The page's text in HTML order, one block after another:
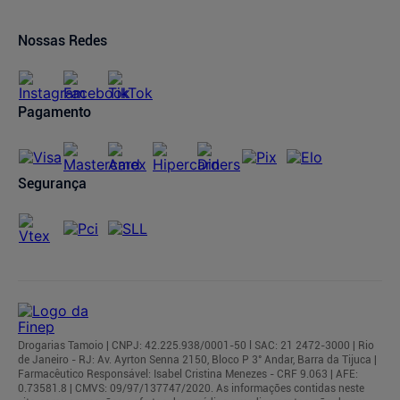
Trocas e Devoluções
Regulamentos
Nossas Redes
Pagamento
Segurança
Drogarias Tamoio | CNPJ: 42.225.938/0001-50 l SAC: 21 2472-3000 | Rio
de Janeiro - RJ: Av. Ayrton Senna 2150, Bloco P 3° Andar, Barra da Tijuca |
Farmacêutico Responsável: Isabel Cristina Menezes - CRF 9.063 | AFE:
0.73581.8 | CMVS: 09/97/137747/2020. As informações contidas neste